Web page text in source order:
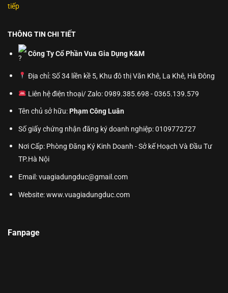
tiếp
THÔNG TIN CHI TIẾT
Công Ty Cổ Phần Vua Gia Dụng K&M
Địa chỉ: Số 34 liền kề 5, Khu đô thị Văn Khê, La Khê, Hà Đông
Liên hệ điện thoại/ Zalo: 0989.385.698 - 0365.139.579
Tên chủ sở hữu:Phạm Công Luân
Số giấy chứng nhận đăng ký doanh nghiệp: 0109772727
Nơi Cấp: Phòng Đăng Ký Kinh Doanh - Sở kế Hoạch Và Đầu Tư
TP.Hà Nội
Email: vuagiadungduc@gmail.com
Website:www.vuagiadungduc.com
Fanpage